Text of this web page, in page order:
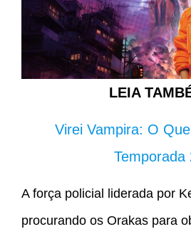
LEIA
Virei Vampira: O
Temporada
A força policial liderada por
procurando os Orakas para